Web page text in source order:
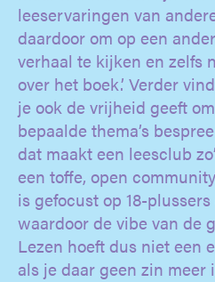
leeservaringen van
daardoor om op een
verhaal te kijken en zelfs
over het boek.’ Verder
je ook de vrijheid geeft
bepaalde thema’s
dat maakt een leesclub
een toffe, open
is gefocust op 18-
waardoor de vibe van de
Lezen hoeft dus niet een
als je daar geen zin meer